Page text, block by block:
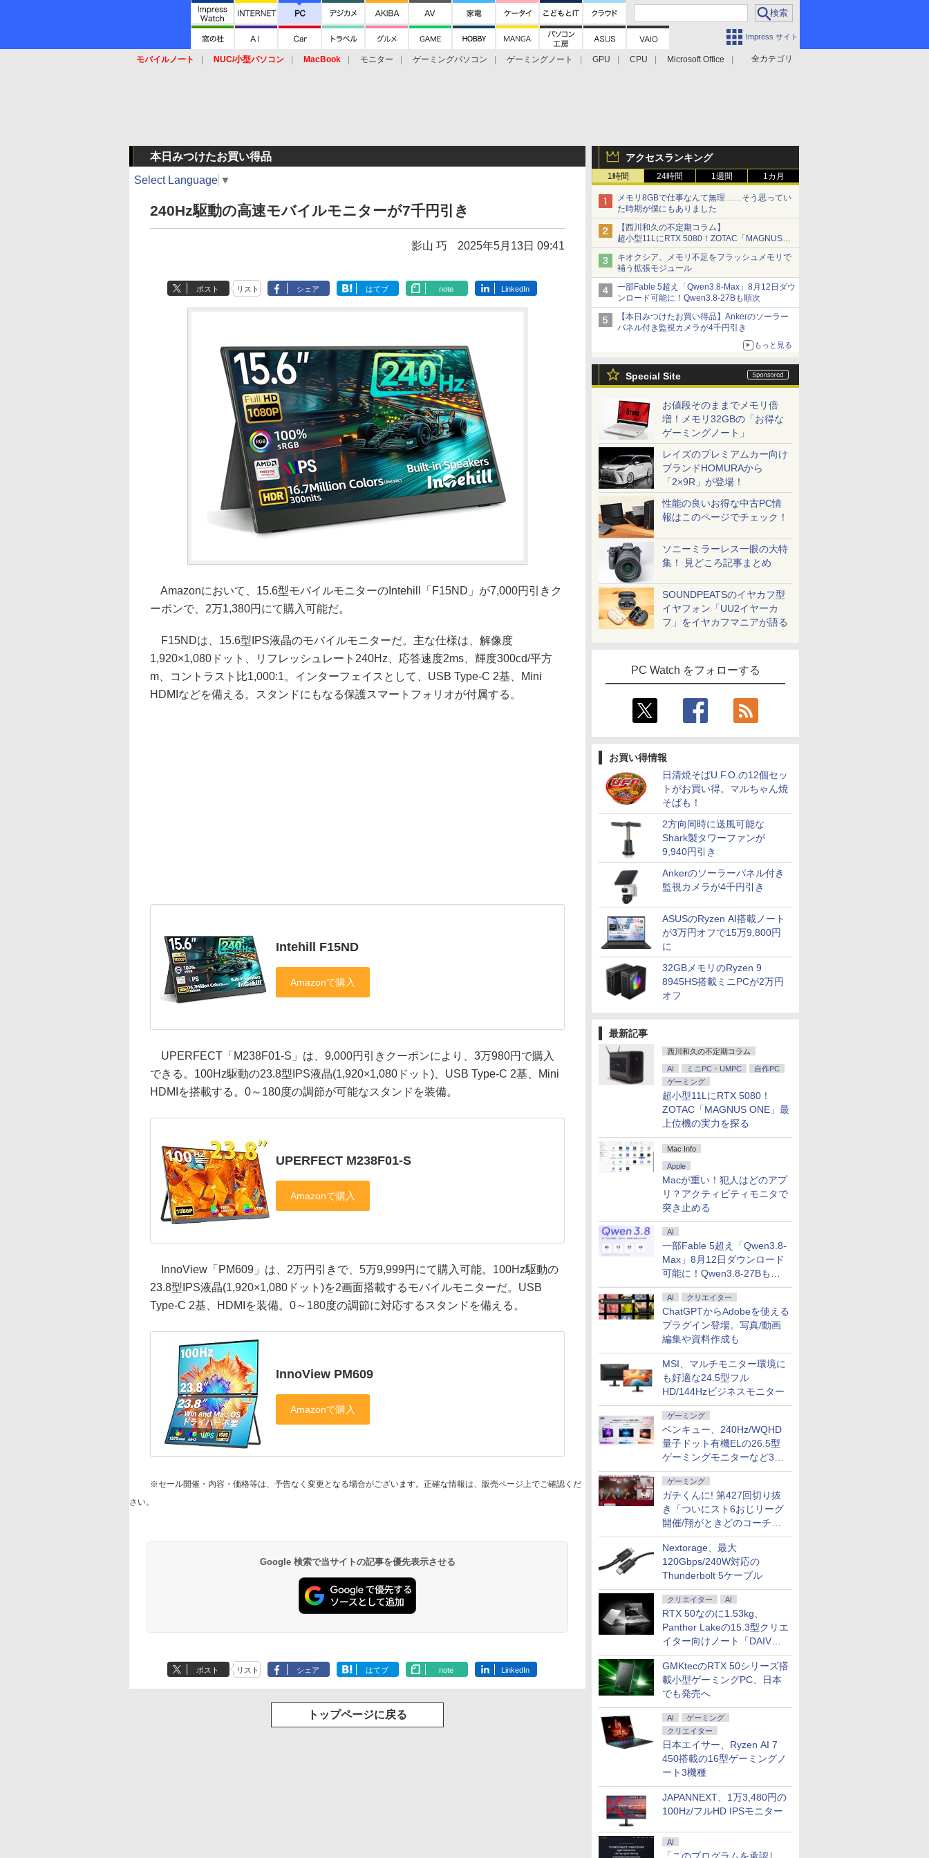
Impress サイト
全カテゴリ
モバイルノート NUC/小型パソコン MacBook モニター ゲーミングパソコン ゲーミングノート GPU CPU
Microsoft Office
アクセスランキング
1時間 24時間 1週間 1カ月
メモリ8GBで仕事なんて無理……そう思ってい
た時期が僕にもありました
【西川和久の不定期コラム】
超小型11LにRTX 5080！ZOTAC「MAGNUS
ONE」最上位機の実力を探る
キオクシア、メモリ不足をフラッシュメモリで
補う拡張モジュール
一部Fable 5超え「Qwen3.8-Max」8月12日ダウ
ンロード可能に！Qwen3.8-27Bも順次
【本日みつけたお買い得品】Ankerのソーラー
パネル付き監視カメラが4千円引き
もっと見る
Special Site
お値段そのままでメモリ倍
増！メモリ32GBの「お得な
ゲーミングノート」
レイズのプレミアムカー向け
ブランドHOMURAから
「2×9R」が登場！
性能の良いお得な中古PC情
報はこのページでチェック！
ソニーミラーレス一眼の大特
集！ 見どころ記事まとめ
SOUNDPEATSのイヤカフ型
イヤフォン「UU2イヤーカ
フ」をイヤカフマニアが語る
PC Watch をフォローする
お買い得情報
日清焼そばU.F.O.の12個セッ
トがお買い得。マルちゃん焼
そばも！
2方向同時に送風可能な
Shark製タワーファンが
9,940円引き
Ankerのソーラーパネル付き
監視カメラが4千円引き
ASUSのRyzen AI搭載ノート
が3万円オフで15万9,800円
に
32GBメモリのRyzen 9
8945HS搭載ミニPCが2万円
オフ
最新記事
西川和久の不定期コラム
AI ミニPC・UMPC
自作PC
ゲーミング
超小型11LにRTX 5080！
ZOTAC「MAGNUS ONE」最
上位機の実力を探る
Mac Info
Apple
Macが重い！犯人はどのアプ
リ？アクティビティモニタで
突き止める
AI
一部Fable 5超え「Qwen3.8-
Max」8月12日ダウンロード
可能に！Qwen3.8-27Bも順
次
AI クリエイター
ChatGPTからAdobeを使える
プラグイン登場。写真/動画
編集や資料作成も
MSI、マルチモニター環境に
も好適な24.5型フル
HD/144Hzビジネスモニター
ゲーミング
ベンキュー、240Hz/WQHD
量子ドット有機ELの26.5型
ゲーミングモニターなど3機
種
ゲーミング
ガチくんに! 第427回切り抜
き「ついにスト6おじリーグ
開催/翔がときどのコーチ就
任など」
Nextorage、最大
120Gbps/240W対応の
Thunderbolt 5ケーブル
クリエイター AI
RTX 50なのに1.53kg、
Panther Lakeの15.3型クリエ
イター向けノート「DAIV
Z5」
GMKtecのRTX 50シリーズ搭
載小型ゲーミングPC、日本
でも発売へ
AI
ゲーミング
クリエイター
日本エイサー、Ryzen AI 7
450搭載の16型ゲーミングノ
ート3機種
JAPANNEXT、1万3,480円の
100Hz/フルHD IPSモニター
AI
本日みつけたお買い得品
Select Language ▼
240Hz駆動の高速モバイルモニターが7千円引き
影山 巧 2025年5月13日 09:41
ポスト リスト シェア はてブ note LinkedIn
Amazonにおいて、15.6型モバイルモニターのIntehill「F15ND」が7,000円引きク
ーポンで、2万1,380円にて購入可能だ。
F15NDは、15.6型IPS液晶のモバイルモニターだ。主な仕様は、解像度
1,920×1,080ドット、リフレッシュレート240Hz、応答速度2ms、輝度300cd/平方
m、コントラスト比1,000:1。インターフェイスとして、USB Type-C 2基、Mini
HDMIなどを備える。スタンドにもなる保護スマートフォリオが付属する。
Intehill F15ND
UPERFECT「M238F01-S」は、9,000円引きクーポンにより、3万980円で購入
できる。100Hz駆動の23.8型IPS液晶(1,920×1,080ドット)、USB Type-C 2基、Mini
HDMIを搭載する。0～180度の調節が可能なスタンドを装備。
UPERFECT M238F01-S
InnoView「PM609」は、2万円引きで、5万9,999円にて購入可能。100Hz駆動の
23.8型IPS液晶(1,920×1,080ドット)を2画面搭載するモバイルモニターだ。USB
Type-C 2基、HDMIを装備。0～180度の調節に対応するスタンドを備える。
InnoView PM609
※セール開催・内容・価格等は、予告なく変更となる場合がございます。正確な情報は、販売ページ上でご確認くだ
さい。
Google 検索で当サイトの記事を優先表示させる
ポスト リスト シェア はてブ note LinkedIn
トップページに戻る